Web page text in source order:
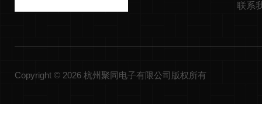
联系
Copyright © 2026 杭州聚同电子有限公司版权所有